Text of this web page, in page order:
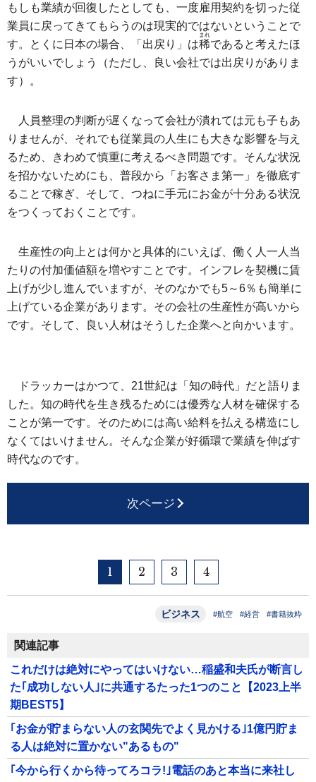
もしも業績が回復したとしても、一度雇用契約を切った従
業員に戻ってきてもらうのは現実的ではないということで
す。とくに日本の場合、「出戻り」は稀
まれ
であると考えたほ
うがいいでしょう（ただし、良い会社では出戻りがありま
す）。
人員整理の判断が遅くなって会社が潰れては元も子もあ
りませんが、それでも従業員の人生にも大きな影響を与え
るため、きわめて慎重に考えるべき問題です。そんな状況
を招かないためにも、普段から「お客さま第一」を徹底す
ることで稼ぎ、そして、つねに手元にお金が十分ある状況
をつくっておくことです。
生産性の向上とは何かと具体的にいえば、働く人一人当
たりの付加価値額を増やすことです。インフレを契機に賃
上げが少し進んでいますが、そのなかでも5～6％も簡単に
上げている企業があります。その会社の生産性が高いから
です。そして、良い人材はそうした企業へと向かいます。
ドラッカーはかつて、21世紀は「知の時代」だと語りま
した。知の時代を生き残るためには優秀な人材を確保する
ことが第一です。そのためには高い給料を払える構造にし
なくてはいけません。そんな企業が好循環で業績を伸ばす
時代なのです。
次ページ
1 2 3 4
ビジネス #航空 #経営 #書籍抜粋
関連記事
これだけは絶対にやってはいけない…稲盛和夫氏が断言し
た｢成功しない人｣に共通するたった1つのこと【2023上半
期BEST5】
｢お金が貯まらない人の玄関先でよく見かける｣1億円貯ま
る人は絶対に置かない"あるもの"
｢今から行くから待ってろコラ!｣電話のあと本当に来社し